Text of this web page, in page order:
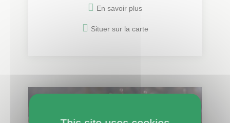
En savoir plus
Situer sur la carte